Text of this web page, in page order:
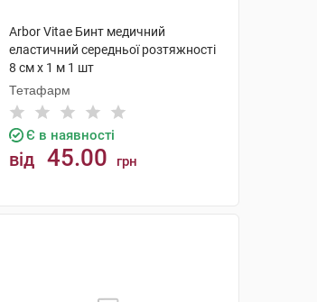
Arbor Vitae Бинт медичний
еластичний середньої розтяжності
8 см х 1 м 1 шт
Тетафарм
Є в наявності
від 45.00 грн